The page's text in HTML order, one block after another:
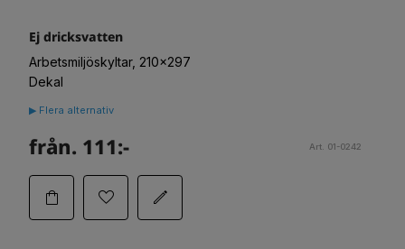
Ej dricksvatten
Arbetsmiljöskyltar, 210x297
Dekal
▶ Flera alternativ
från. 111:- Art. 01-0242